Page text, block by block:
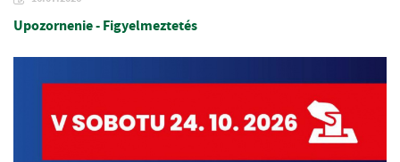
Upozornenie - Figyelmeztetés